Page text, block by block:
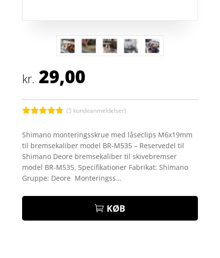
kr. 29,00
ud af 5
baseret på
kundebedø
mmelser
(5 kundeanmeldelser)
Shimano monteringsskrue med låseclips M6x19mm
til bremsekaliber model BR-M535 – Reservedel til
Shimano Deore bremsekaliber til skivebremser
model BR-M535. Specifikationer Fabrikat: Shimano
Gruppe: Deore Monteringss…
KØB